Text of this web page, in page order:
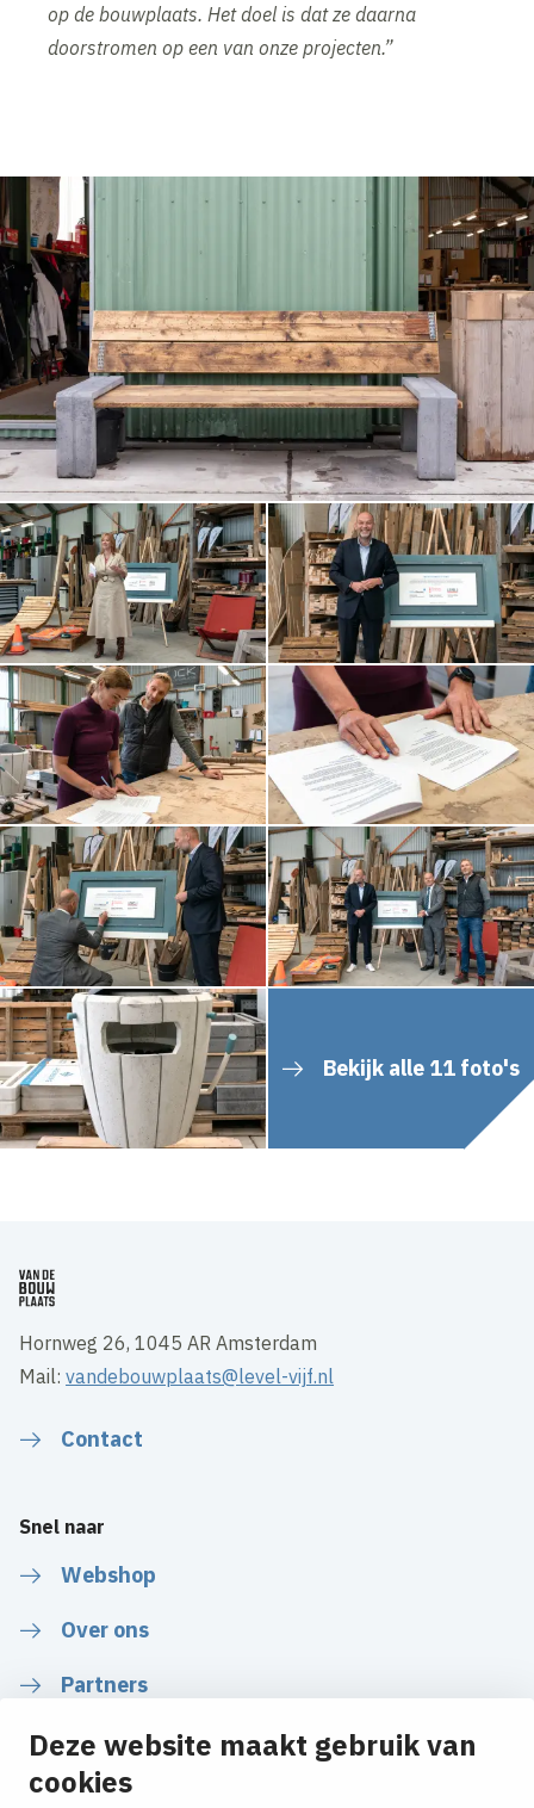
Deze website maakt gebruik van
cookies
op de bouwplaats. Het doel is dat ze daarna
doorstromen op een van onze projecten.”
Bekijk alle 11 foto's
Hornweg 26, 1045 AR Amsterdam
Mail:vandebouwplaats@level-vijf.nl
Contact
Snel naar
Webshop
Over ons
Partners
Nieuws